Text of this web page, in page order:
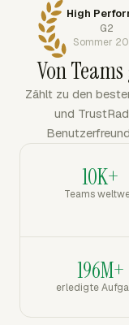
High
G2
Sommer
Von
Zählt zu den
und
10K+
Teams
196M+
erledigte